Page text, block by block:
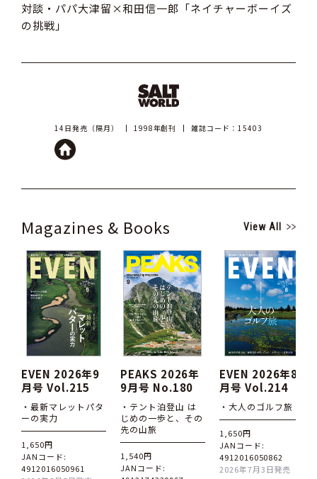
対談・パパ大津留×和田信一郎「ネイチャーボーイズ
の挑戦」
14日発売（隔月） 1998年創刊 雑誌コード：15403
Magazines & Books View All
EVEN 2026年9
月号 Vol.215
・最新マレットパタ
ーの実力
1,650円
JANコード:
4912016050961
PEAKS 2026年
9月号 No.180
・テント泊登山 は
じめの一歩と、その
先の山旅
1,540円
JANコード:
EVEN 2026年8
月号 Vol.214
・大人のゴルフ旅
1,650円
JANコード:
4912016050862
2026年7月3日発売